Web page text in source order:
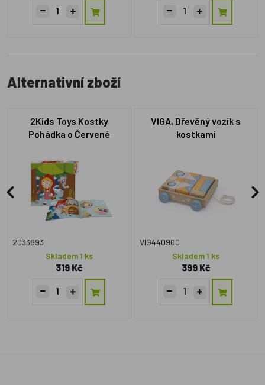
Alternativní zboží
2Kids Toys Kostky
Pohádka o Červené
2D33893
Skladem 1 ks
319 Kč
VIGA, Dřevěný vozík s
kostkami
VIG440960
Skladem 1 ks
399 Kč